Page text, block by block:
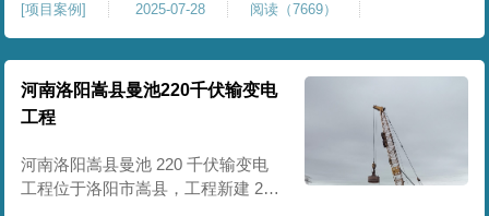
公及生活附属设施。原始场地为新
建园区待开发地块，土体回填不
均、土质松散、固结度不足，场地
承载力与整体均匀性较差，若直接
施工易出现地基不均匀沉降、地面
开裂、墙体变形等质量问题，无法
满足工业厂房长期荷载及规范建设
标
[项目案例] 2025-07-28 阅读（7669）
河南洛阳嵩县曼池220千伏输变电
工程
河南洛阳嵩县曼池 220 千伏输变电
工程位于洛阳市嵩县，工程新建 220